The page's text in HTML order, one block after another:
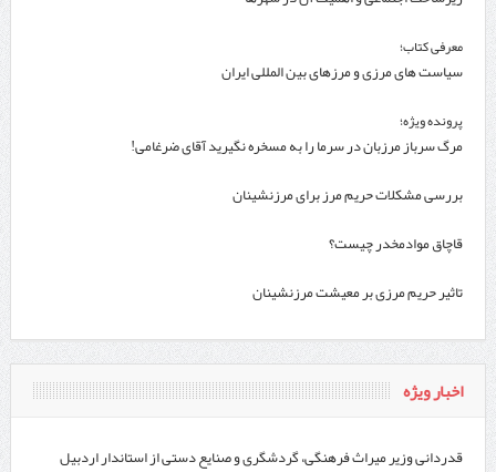
معرفی کتاب؛
سیاست های مرزی و مرزهای بین المللی ایران
پرونده ویژه؛
مرگ سرباز مرزبان در سرما را به مسخره نگیرید آقای ضرغامی!
بررسی مشکلات حریم مرز برای مرزنشینان
قاچاق موادمخدر چیست؟
تاثیر حریم مرزی بر معیشت مرزنشینان
اخبار ویژه
قدردانی وزیر میراث فرهنگی، گردشگری و صنایع دستی از استاندار اردبیل